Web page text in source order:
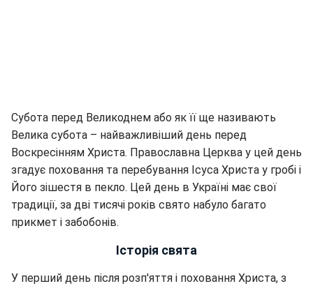
Субота перед Великоднем або як її ще називають
Велика субота – найважливіший день перед
Воскресінням Христа. Православна Церква у цей день
згадує поховання та перебування Ісуса Христа у гробі і
Його зішестя в пекло. Цей день в Україні має свої
традиції, за дві тисячі років свято набуло багато
прикмет і забобонів.
Історія свята
У перший день після розп'яття і поховання Христа, з